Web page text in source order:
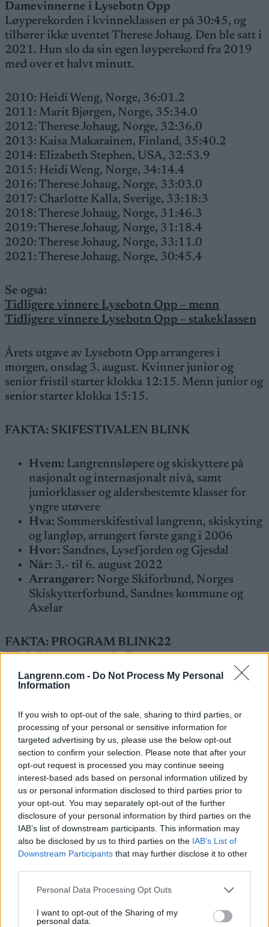
Langrenn.com - Do Not Process My Personal
Information
If you wish to opt-out of the sale, sharing to third parties, or
processing of your personal or sensitive information for
targeted advertising by us, please use the below opt-out
section to confirm your selection. Please note that after your
opt-out request is processed you may continue seeing
interest-based ads based on personal information utilized by
us or personal information disclosed to third parties prior to
your opt-out. You may separately opt-out of the further
disclosure of your personal information by third parties on the
IAB’s list of downstream participants. This information may
also be disclosed by us to third parties on the IAB’s List of
Downstream Participants that may further disclose it to other
Please note that this website/app uses one or more Google
not limited to your visit or usage behaviour. You may click to
grant or deny consent to Google and its third-party tags to
Personal Data Processing Opt Outs
I want to opt-out of the Sharing of my
personal data.
Damevinnerne i Lysebotn Opp
Løyperekorden i kvinneklassen er på 30:45, og
tilhører ikke uventet Therese Johaug. Den ble satt i
2021. Hun slo da sin egen løyperekord fra 2019
med over et halvt minutt.
2010: Heidi Weng, Norge, 36:01.2
2011: Marit Bjørgen, Norge, 35:34.0
2012: Therese Johaug, Norge, 32:36.0
2013: Kaisa Makarainen, Finland, 35:40.2
2014: Elizabeth Stephen, USA, 32:53.9
2015: Heidi Weng, Norge, 34:14.4
2016: Therese Johaug, Norge, 33:03.0
2017: Charlotte Kalla, Sverige, 33:18:3
2018: Therese Johaug, Norge, 31:46.3
2019: Therese Johaug, Norge, 31:18.4
2020: Therese Johaug, Norge, 33:11.0
2021: Therese Johaug, Norge, 30:45.4
Se også:
Tidligere vinnere Lysebotn Opp – menn
Tidligere vinnere Lysebotn Opp – stakeklassen
Årets utgave av Lysebotn Opp arrangeres i
morgen, onsdag 3. august. Kvinner junior og
senior fristil starter klokka 12:15. Menn junior og
senior starter klokka 15:15.
FAKTA: SKIFESTIVALEN BLINK
Hvem: Langrennsløpere og skiskyttere på
nasjonalt og internasjonalt nivå, samt
juniorklasser og aldersbestemte klasser for
yngre utøvere
Hva: Sommerskifestival langrenn, skiskyting
og langløp, arrangert første gang i 2006
Hvor: Sandnes, Lysefjorden og Gjesdal
Når: 3.- til 6. august 2022
Arrangører: Norge Skiforbund, Norges
Skiskytterforbund, Sandnes kommune og
Axelar
FAKTA: PROGRAM BLINK22
Blink 22arrangeres 3. til 6. august.
Onsdag 3. august:
11:30: Start 2km
12:15: Start Lysebotn OPP 7.5km fristil, kvinner
senior og junior
14:00: Start Lysebotn OPP 7.5km staking,
kvinner og menn
15:15: Start Lysebotn OPP 7.5km fristil, menn
senior og junior
Premieutdeling på Øygardstøl etter målgang
Sending på NRK1
Startlister og detaljer Lysebotn OPP
18:45: Start Blink Classics 50km, Ålgård